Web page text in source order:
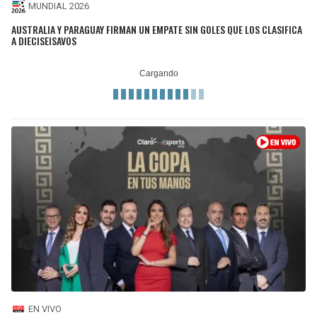
MUNDIAL 2026
AUSTRALIA Y PARAGUAY FIRMAN UN EMPATE SIN GOLES QUE LOS CLASIFICA
A DIECISEISAVOS
EN VIVO